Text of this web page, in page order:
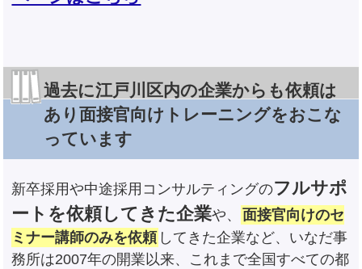
過去に江戸川区内の企業からも依頼は
あり面接官向けトレーニングをおこな
っています
新卒採用や中途採用コンサルティングのフルサポ
ートを依頼してきた企業や、
面接官向けのセ
ミナー講師のみを依頼 してきた企業など、いなだ事
務所は2007年の開業以来、これまで全国すべての都